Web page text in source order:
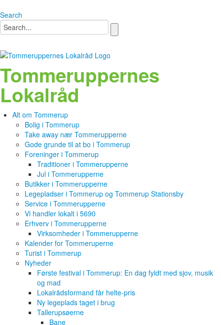
Search
Tommeruppernes
Lokalråd
Alt om Tommerup
Bolig i Tommerup
Take away nær Tommerupperne
Gode grunde til at bo i Tommerup
Foreninger i Tommerup
Traditioner i Tommerupperne
Jul i Tommerupperne
Butikker i Tommerupperne
Legepladser i Tommerup og Tommerup Stationsby
Service i Tommerupperne
Vi handler lokalt i 5690
Erhverv i Tommerupperne
Virksomheder i Tommerupperne
Kalender for Tommeruperne
Turist i Tommerup
Nyheder
Første festival i Tommerup: En dag fyldt med sjov, musik
og mad
Lokalrådsformand får helte-pris
Ny legeplads taget i brug
Tallerupsøerne
Bane